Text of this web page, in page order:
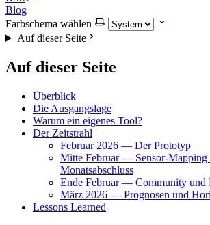
Blog
Farbschema wählen
Auf dieser Seite
Auf dieser Seite
Überblick
Die Ausgangslage
Warum ein eigenes Tool?
Der Zeitstrahl
Februar 2026 — Der Prototyp
Mitte Februar — Sensor-Mapping
Monatsabschluss
Ende Februar — Community und
März 2026 — Prognosen und
Lessons Learned